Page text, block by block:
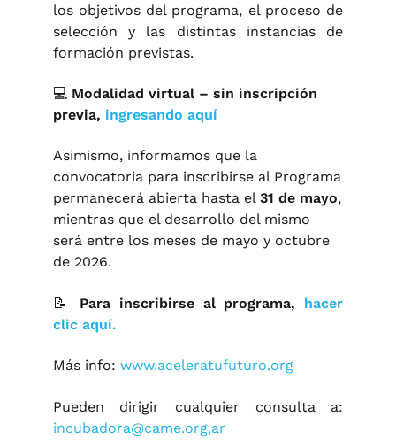
los objetivos del programa, el proceso de
selección y las distintas instancias de
formación previstas.
💻 Modalidad virtual – sin inscripción
previa, ingresando aquí
Asimismo, informamos que la
convocatoria para inscribirse al Programa
permanecerá abierta hasta el 31 de mayo,
mientras que el desarrollo del mismo
será entre los meses de mayo y octubre
de 2026.
📝 Para inscribirse al programa, hacer
clic aquí.
Más info: www.aceleratufuturo.org
Pueden dirigir cualquier consulta a:
incubadora@came.org,ar